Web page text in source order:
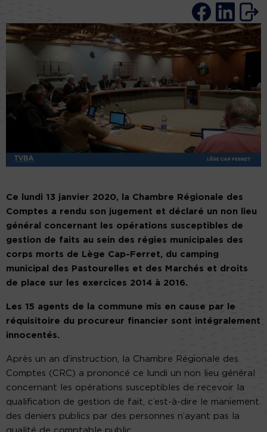
Ce lundi 13 janvier 2020, la Chambre Régionale des
Comptes a rendu son jugement et déclaré un non lieu
général concernant les opérations susceptibles de
gestion de faits au sein des régies municipales des
corps morts de Lège Cap-Ferret, du camping
municipal des Pastourelles et des Marchés et droits
de place sur les exercices 2014 à 2016.
Les 15 agents de la commune mis en cause par le
réquisitoire du procureur financier sont intégralement
innocentés.
Après un an d’instruction, la Chambre Régionale des
Comptes (CRC) a prononcé ce lundi un non lieu général
concernant les opérations susceptibles de recevoir la
qualification de gestion de fait, c’est-à-dire le maniement
des deniers publics par des personnes n’ayant pas la